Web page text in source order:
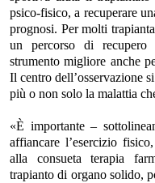
psico-fisico, a recuperare
prognosi. Per molti
un percorso di recupero
strumento migliore anche
Il centro dell’osservazione
più o non solo la malattia
«È importante –
affiancare l’esercizio
alla consueta terapia
trapianto di organo solido,